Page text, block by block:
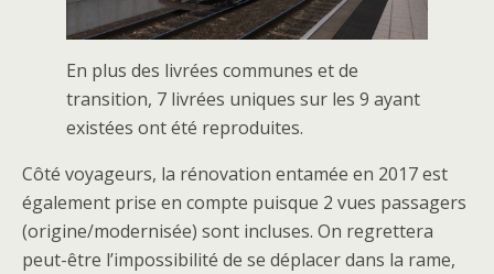
En plus des livrées communes et de
transition, 7 livrées uniques sur les 9 ayant
existées ont été reproduites.
Côté voyageurs, la rénovation entamée en 2017 est
également prise en compte puisque 2 vues passagers
(origine/modernisée) sont incluses. On regrettera
peut-être l’impossibilité de se déplacer dans la rame,